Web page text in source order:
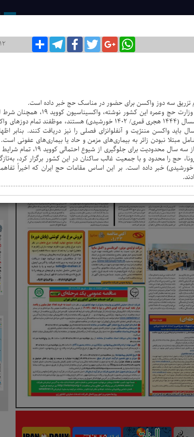
روزنامه ایران / شماره : 8105 ۲۶ دی ۱۴۰۱
12
اشتراکTelegramFacebookTwitterGoogle+WhatsApp
تزریق سه دوز واکسن برای حضور در مناسک حج خبر داده است.
روزنامه گازت عربستان به نقل از
باید واکسن مننژیت و آنفلوانزای فصلی را نیز دریافت کنند. بنابر
مبتلا نبودن زائر به بیماری‌های مزمن و حاد یا بیماری‌های عفونی
حال یادآور شد که این کشور پس
حج را محدود و با جمعیت غالب ساکنان در این کشور برگزار کرد،
سنی برای حج ۱۴۴۴ قمری (۱۴۰۲ خورشیدی) خبر داده است. بر این اساس مقامات حج ایران که